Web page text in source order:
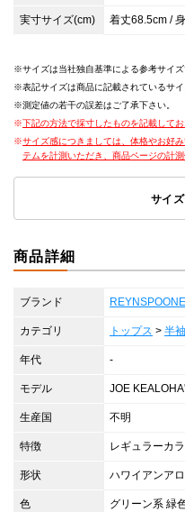
実寸サイズ(cm) 着丈68.5cm /
サイズは当社独自基準による参考サイズ
表記サイズは商品に記載されているサイ
測定値の若干の誤差はご了承下さい。
下記の方法で採寸したものを記載してお
サイズ感につきましては、体格やお好
テムを計測いただき、商品ページの計
サイ
商品詳細
ブランド
カテゴリ トップス > 半
年代 -
モデル JOE
生産国 不明
特徴 レギュラーカ
形状 ハワイアンア
色 グリーン系 緑